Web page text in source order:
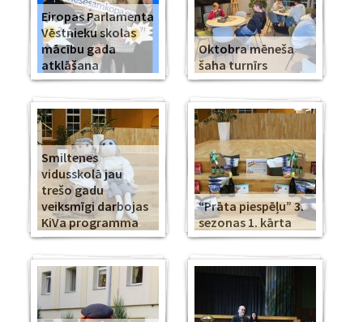
Eiropas Parlamenta
Vēstnieku skolas
mācību gada
atklāšana
Oktobra mēneša
šaha turnīrs
Smiltenes
vidusskolā jau
trešo gadu
veiksmīgi darbojas
KiVa programma
“Prāta piespēļu” 3.
sezonas 1. kārta